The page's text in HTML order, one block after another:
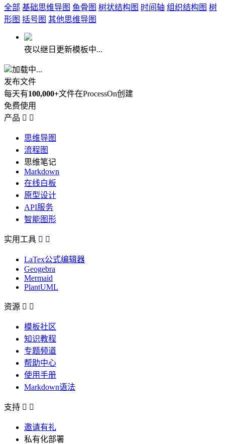
全部 基础思维导图 鱼骨图 树状结构图 时间轴 组织结构图 树
形图 括号图 其他思维导图
夜以继日更新模板中...
加载中...
发布文件
每天有100,000+文件在ProcessOn创建
免费使用
产品  
思维导图
流程图
思维笔记
Markdown
在线白板
原型设计
API服务
智能图形
实用工具  
LaTex公式编辑器
Geogebra
Mermaid
PlantUML
资源  
模板社区
知识教程
专题频道
帮助中心
使用手册
Markdown语法
支持  
邀请有礼
私有化部署